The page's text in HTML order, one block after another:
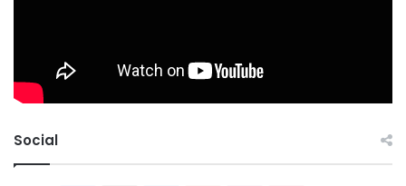
Social